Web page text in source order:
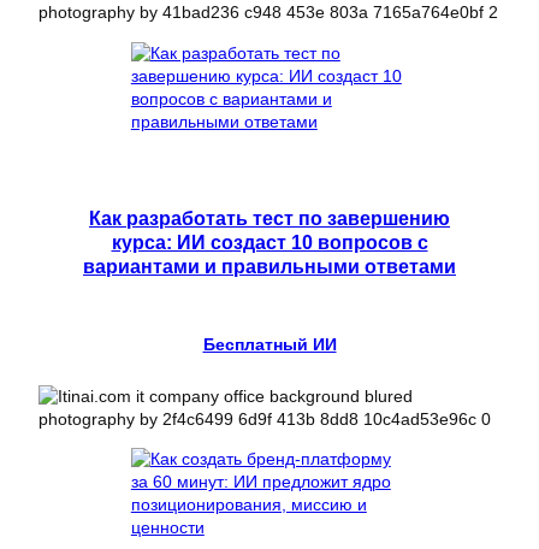
Как разработать тест по завершению
курса: ИИ создаст 10 вопросов с
вариантами и правильными ответами
Бесплатный ИИ